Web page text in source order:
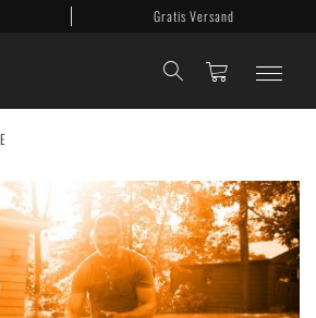
Gratis Versand
Mobile Körbe
Basketballanlagen
Backboards